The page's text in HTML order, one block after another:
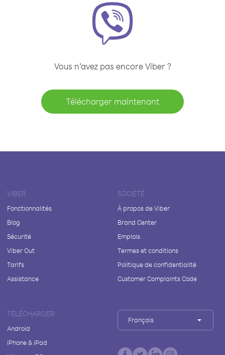
Vous n’avez pas encore Viber ?
Télécharger maintenant
VIBER
Fonctionnalités
Blog
Sécurité
Viber Out
Tarifs
Assistance
SOCIÉTÉ
À propos de Viber
Brand Center
Emplois
Termes et conditions
Politique de confidentialité
Customer Complaints Code
TÉLÉCHARGER
Android
iPhone & iPad
Français